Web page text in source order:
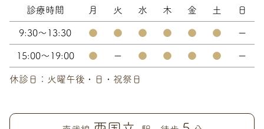
診療時間 月 火 水 木 金 土 日
9:30～13:30 ● ● ● ● ● ● ー
15:00～19:00 ● ー ● ● ● ● ー
休診日：火曜午後・日・祝祭日